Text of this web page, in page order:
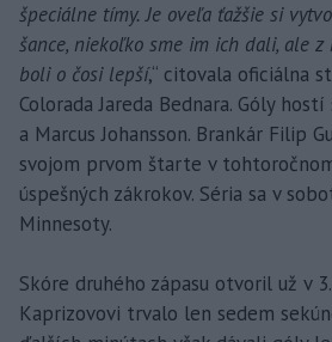
špeciálne tímy. Je oveľa ťažšie si
šance, niekoľko sme im ich dali, ale
boli o čosi lepší,“ citovala oficiálna
Colorada Jareda Bednara. Góly
a Marcus Johansson. Brankár Filip
svojom prvom štarte v
úspešných zákrokov. Séria sa v
Minnesoty.
Skóre druhého zápasu otvoril už v
Kaprizovovi trvalo len sedem